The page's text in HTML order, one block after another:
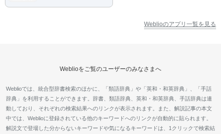
Weblioのアプリ一覧を見る
Weblioをご覧のユーザーのみなさまへ
Weblioでは、統合型辞書検索のほかに、「類語辞典」や「英和・和英辞典」、「手話
辞典」を利用することができます。辞書、類語辞典、英和・和英辞典、手話辞典は連
動しており、それぞれの検索結果へのリンクが表示されます。また、解説記事の本文
中では、Weblioに登録されている他のキーワードへのリンクが自動的に貼られます。
解説文で登場した分からないキーワードや気になるキーワードは、1クリックで検索結